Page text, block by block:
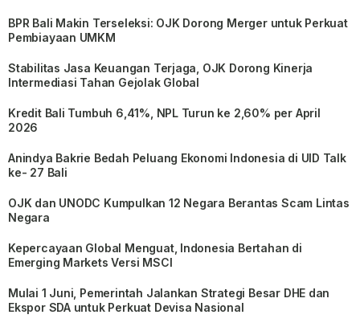
BPR Bali Makin Terseleksi: OJK Dorong Merger untuk Perkuat
Pembiayaan UMKM
Stabilitas Jasa Keuangan Terjaga, OJK Dorong Kinerja
Intermediasi Tahan Gejolak Global
Kredit Bali Tumbuh 6,41%, NPL Turun ke 2,60% per April
2026
Anindya Bakrie Bedah Peluang Ekonomi Indonesia di UID Talk
ke- 27 Bali
OJK dan UNODC Kumpulkan 12 Negara Berantas Scam Lintas
Negara
Kepercayaan Global Menguat, Indonesia Bertahan di
Emerging Markets Versi MSCI
Mulai 1 Juni, Pemerintah Jalankan Strategi Besar DHE dan
Ekspor SDA untuk Perkuat Devisa Nasional